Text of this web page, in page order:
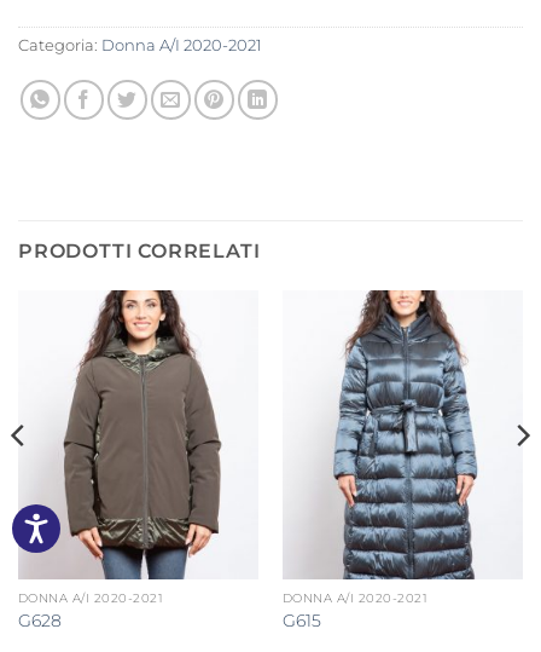
Categoria: Donna A/I 2020-2021
PRODOTTI CORRELATI
DONNA A/I 2020-2021
G628
DONNA A/I 2020-2021
G615